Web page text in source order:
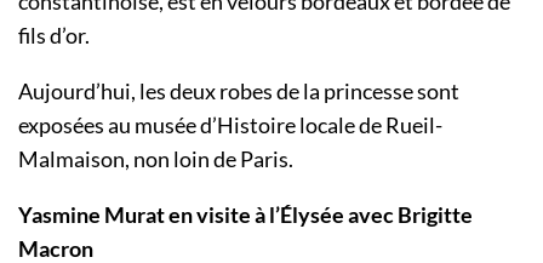
fils d’or.
Aujourd’hui, les deux robes de la princesse sont
exposées au musée d’Histoire locale de Rueil-
Malmaison, non loin de Paris.
Yasmine Murat en visite à l’Élysée avec Brigitte
Macron